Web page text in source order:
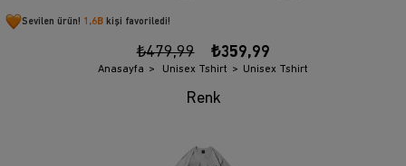
Sevilen ürün! 1,6B kişi favoriledi!
₺479,99 ₺359,99
Anasayfa Unisex Tshirt Unisex Tshirt